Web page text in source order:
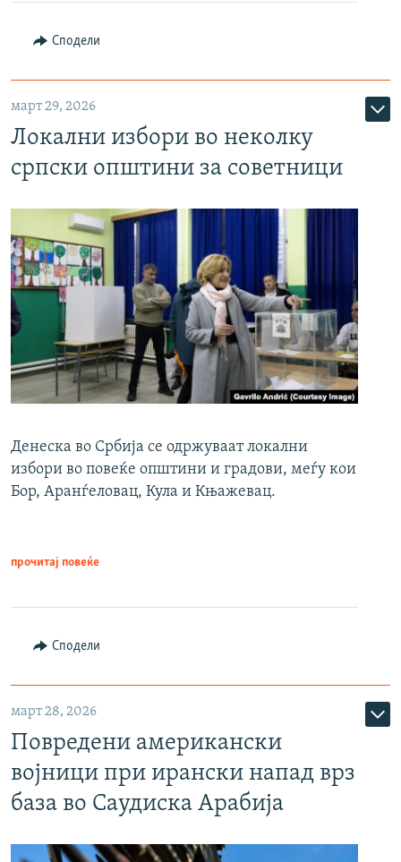
Сподели
март 29, 2026
Локални избори во неколку
српски општини за советници
Денеска во Србија се одржуваат локални
избори во повеќе општини и градови, меѓу кои
Бор, Аранѓеловац, Кула и Књажевац.
прочитај повеќе
Сподели
март 28, 2026
Повредени американски
војници при ирански напад врз
база во Саудиска Арабија